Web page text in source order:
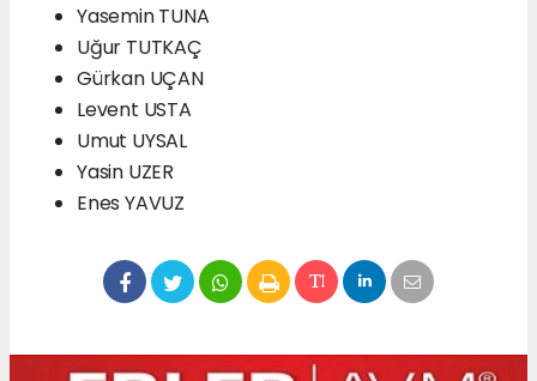
Yasemin TUNA
Uğur TUTKAÇ
Gürkan UÇAN
Levent USTA
Umut UYSAL
Yasin UZER
Enes YAVUZ